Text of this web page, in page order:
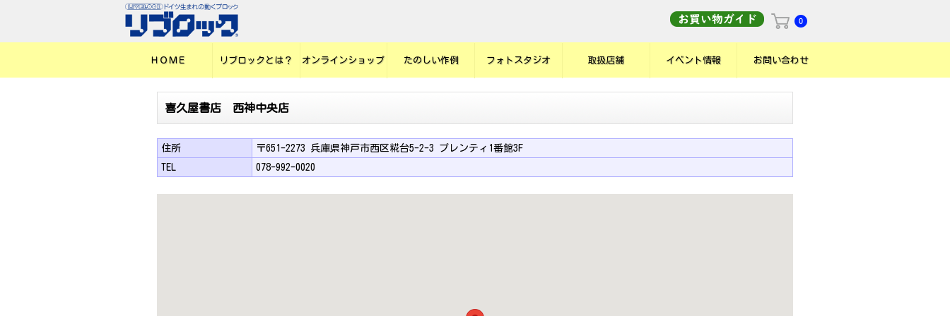
ＨＯＭＥ リブロックとは？ オンラインショップ たのしい作例 フォトスタジオ 取扱店舗 イベント情報 お問い合わせ
喜久屋書店 西神中央店
住所
〒651-2273 兵庫県神戸市西区糀台5-2-3 プレンティ1番館3F
TEL
078-992-0020